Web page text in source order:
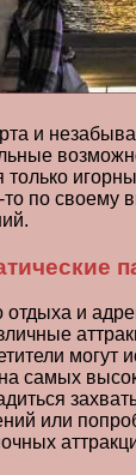
и
только
по своему
отдыха и
могут
самых
или